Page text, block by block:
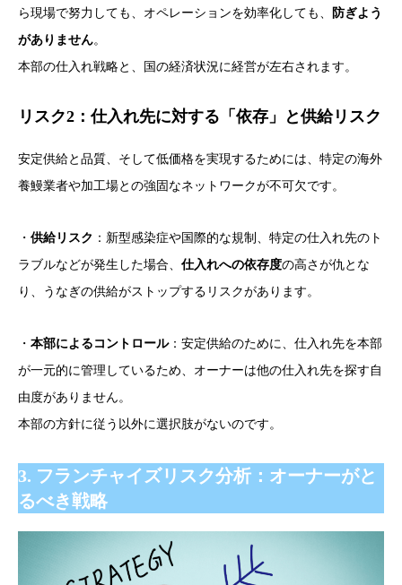
ら現場で努力しても、オペレーションを効率化しても、
防ぎよう
がありません。
本部の仕入れ戦略と、国の経済状況に経営が左右されます。
リスク2：仕入れ先に対する「依存」と供給リスク
安定供給と品質、そして低価格を実現するためには、特定の海外
養鰻業者や加工場との強固なネットワークが不可欠です。
・ 供給リスク ：新型感染症や国際的な規制、特定の仕入れ先のト
ラブルなどが発生した場合、 仕入れへの依存度の高さが仇とな
り、うなぎの供給がストップするリスクがあります。
・ 本部によるコントロール：安定供給のために、仕入れ先を本部
が一元的に管理しているため、オーナーは他の仕入れ先を探す自
由度がありません。
本部の方針に従う以外に選択肢がないのです。
3. フランチャイズリスク分析：オーナーがと
るべき戦略